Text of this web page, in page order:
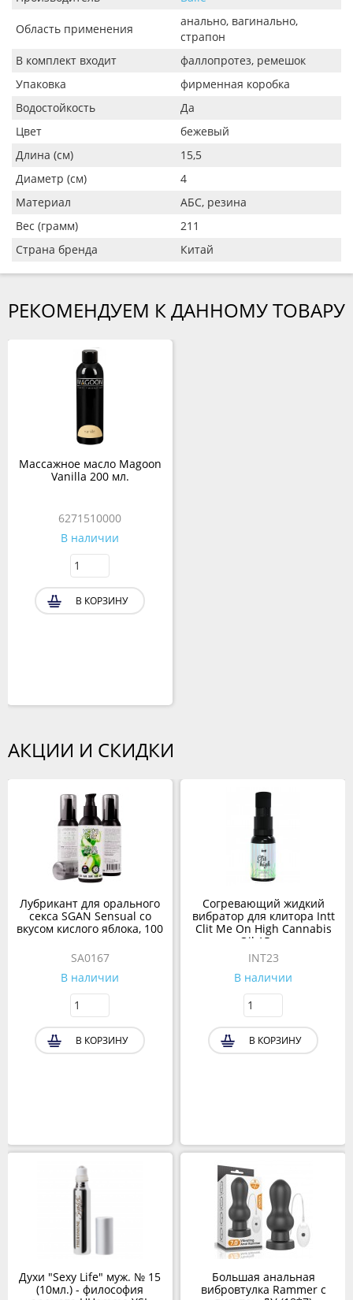
Область применения
анально, вагинально,
страпон
В комплект входит
фаллопротез, ремешок
Упаковка
фирменная коробка
Водостойкость
Да
Цвет
бежевый
Длина (см)
15,5
Диаметр (см)
4
Материал
АБС, резина
Вес (грамм)
211
Страна бренда
Китай
РЕКОМЕНДУЕМ К ДАННОМУ ТОВАРУ
Массажное масло Magoon
Vanilla 200 мл.
6271510000
В наличии
В КОРЗИНУ
АКЦИИ И СКИДКИ
Лубрикант для орального
секса SGAN Sensual со
вкусом кислого яблока, 100
SA0167
В наличии
В КОРЗИНУ
Духи "Sexy Life" муж. № 15
(10мл.) - философия
Согревающий жидкий
вибратор для клитора Intt
Clit Me On High Cannabis
Oil 15 мл
INT23
В наличии
В КОРЗИНУ
Большая анальная
вибровтулка Rammer с